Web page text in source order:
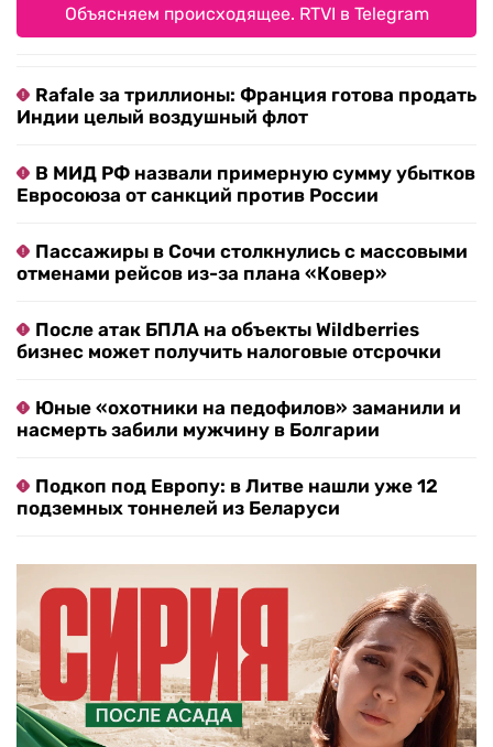
Объясняем происходящее. RTVI в Telegram
Rafale за триллионы: Франция готова продать
Индии целый воздушный флот
В МИД РФ назвали примерную сумму убытков
Евросоюза от санкций против России
Пассажиры в Сочи столкнулись с массовыми
отменами рейсов из-за плана «Ковер»
После атак БПЛА на объекты Wildberries
бизнес может получить налоговые отсрочки
Юные «охотники на педофилов» заманили и
насмерть забили мужчину в Болгарии
Подкоп под Европу: в Литве нашли уже 12
подземных тоннелей из Беларуси